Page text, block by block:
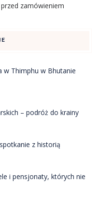
zamówieniem
w Thimphu w Bhutanie
– podróż do krainy
z historią
i pensjonaty, których nie